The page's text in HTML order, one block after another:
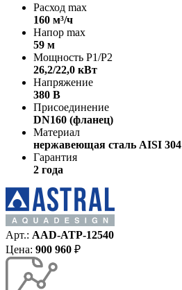
Расход max
160 м³/ч
Напор max
59 м
Мощность P1/P2
26,2/22,0 кВт
Напряжение
380 В
Присоединение
DN160 (фланец)
Материал
нержавеющая сталь AISI 304
Гарантия
2 года
Арт.: AAD-ATP-12540
Цена: 900 960 ₽